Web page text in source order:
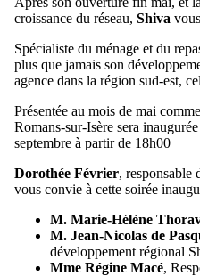
croissance du réseau, Shiva
Spécialiste du ménage et du
plus que jamais son
agence dans la région sud-est,
Présentée au mois de mai
Romans-sur-Isère sera
septembre à partir de 18h00
Dorothée Février, responsable
vous convie à cette soirée
M. Marie-Hélène
M. Jean-Nicolas de
développement régional
Mme Régine Macé,